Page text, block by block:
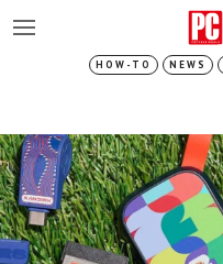
HOW-TO NEWS